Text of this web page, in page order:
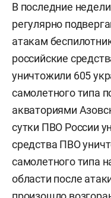
В последние
регулярно
атакам
российские
уничтожили 605
самолетного типа
акваториями
сутки ПВО России
средства ПВО
самолетного типа
области после